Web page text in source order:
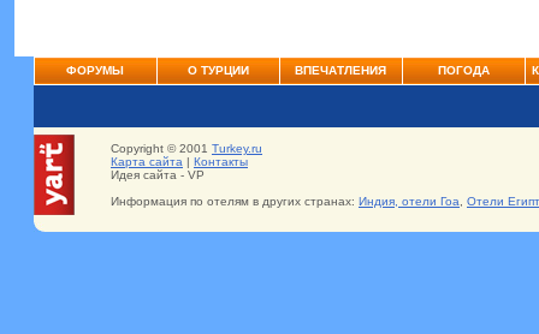
ФОРУМЫ О ТУРЦИИ ВПЕЧАТЛЕНИЯ ПОГОДА
Copyright © 2001 Turkey.ru
Карта сайта | Контакты
Идея сайта - VP
Информация по отелям в других странах: Индия, отели Гоа Отели